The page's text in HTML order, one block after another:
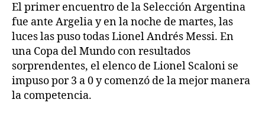
El primer encuentro de la Selección Argentina
fue ante Argelia y en la noche de martes, las
luces las puso todas Lionel Andrés Messi. En
una Copa del Mundo con resultados
sorprendentes, el elenco de Lionel Scaloni se
impuso por 3 a 0 y comenzó de la mejor manera
la competencia.